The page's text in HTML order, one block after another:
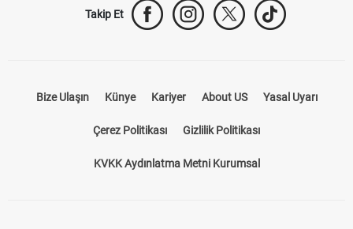
Takip Et
Bize Ulaşın Künye Kariyer About US Yasal Uyarı
Çerez Politikası Gizlilik Politikası
KVKK Aydınlatma Metni Kurumsal